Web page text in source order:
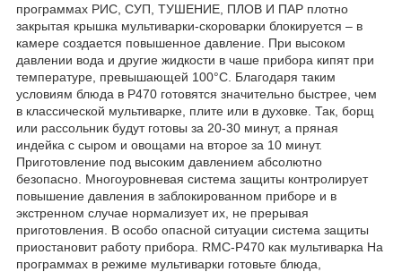
программах РИС, СУП, ТУШЕНИЕ, ПЛОВ И ПАР плотно
закрытая крышка мультиварки-скороварки блокируется – в
камере создается повышенное давление. При высоком
давлении вода и другие жидкости в чаше прибора кипят при
температуре, превышающей 100°С. Благодаря таким
условиям блюда в P470 готовятся значительно быстрее, чем
в классической мультиварке, плите или в духовке. Так, борщ
или рассольник будут готовы за 20-30 минут, а пряная
индейка с сыром и овощами на второе за 10 минут.
Приготовление под высоким давлением абсолютно
безопасно. Многоуровневая система защиты контролирует
повышение давления в заблокированном приборе и в
экстренном случае нормализует их, не прерывая
приготовления. В особо опасной ситуации система защиты
приостановит работу прибора. RMC-P470 как мультиварка На
программах в режиме мультиварки готовьте блюда,